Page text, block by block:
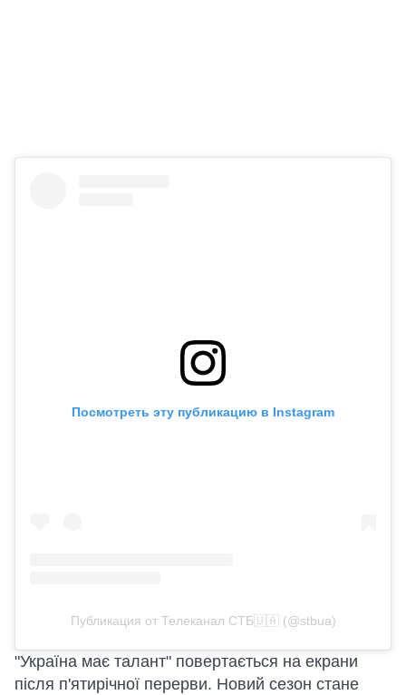
Посмотреть эту публикацию в Instagram
Публикация от Телеканал СТБ🇺🇦 (@stbua)
"Україна має талант" повертається на екрани
після п'ятирічної перерви. Новий сезон стане